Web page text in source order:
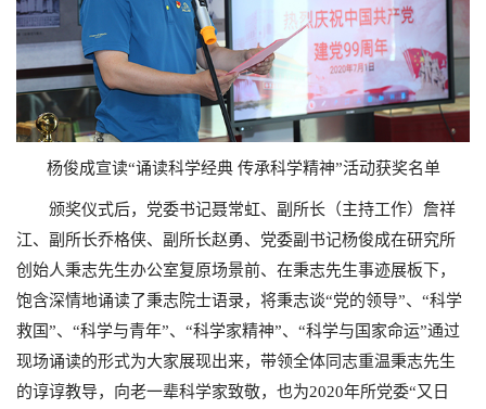
杨俊成宣读“诵读科学经典 传承科学精神”活动获奖名单
颁奖仪式后，党委书记聂常虹、副所长（主持工作）詹祥
江、副所长乔格侠、副所长赵勇、党委副书记杨俊成在研究所
创始人秉志先生办公室复原场景前、在秉志先生事迹展板下，
饱含深情地诵读了秉志院士语录，将秉志谈“党的领导”、“科学
救国”、“科学与青年”、“科学家精神”、“科学与国家命运”通过
现场诵读的形式为大家展现出来，带领全体同志重温秉志先生
的谆谆教导，向老一辈科学家致敬，也为2020年所党委“又日